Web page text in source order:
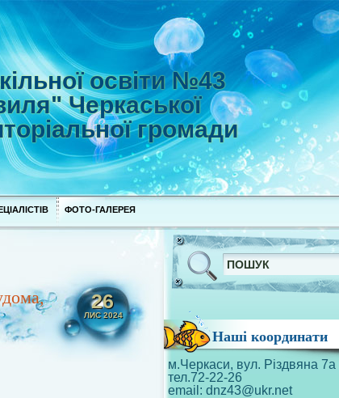
освіти №43
Черкаської
громади
ФОТО-ГАЛЕРЕЯ
26
ЛИС 2024
Наші координати
м.Черкаси, вул. Різдвяна 7а
тел.72-22-26
email: dnz43@ukr.net